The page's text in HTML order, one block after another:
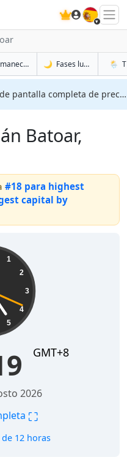
🇪🇸
en Ulán Batoar
Amanecer y atardecer mañana en
🌙 Fases lunares en
🌦️
pantalla completa de precisión!
Batoar,
#18 para highest
capital by
1
2
3
4
5
GMT+8
2026
⛶
12 horas